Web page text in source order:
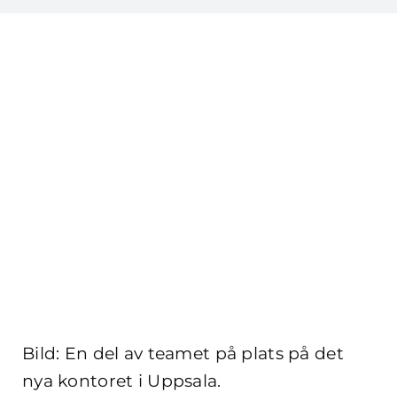
Bild: En del av teamet på plats på det
nya kontoret i Uppsala.